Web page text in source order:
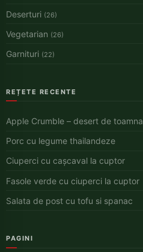
Deserturi (26)
Vegetarian (26)
Garnituri (22)
REȚETE RECENTE
Apple Crumble – desert de toamna
Porc cu legume thailandeze
Ciuperci cu cașcaval la cuptor
Fasole verde cu ciuperci la cuptor
Salata de post cu tofu si spanac
PAGINI